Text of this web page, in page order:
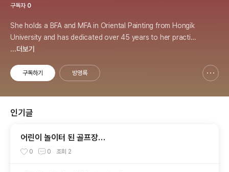
구독자 0
She holds a BFA and MFA in Oriental Painting from Hongik
University and has dedicated over 45 years to her practic
e. Her works explore energy, healing, and the principles of
...더보기
구독하기 방명록
인기글
어린이 놀이터 된 골프장…
0 0 조회 2